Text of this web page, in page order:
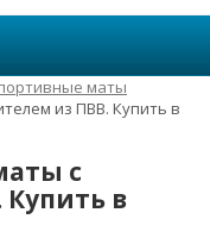
маты
из ПВВ. Купить в
с
в